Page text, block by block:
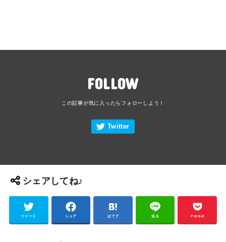
FOLLOW
シェアしてね♪
ツイート シェア はてブ 送る Pocket